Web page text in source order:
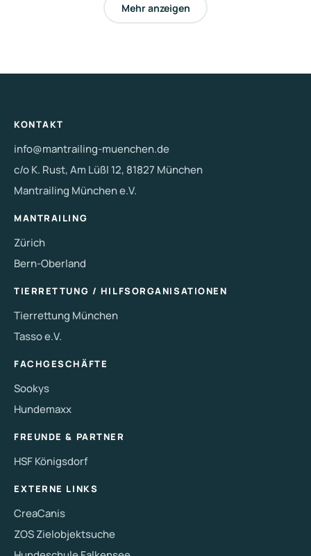
Mehr anzeigen
KONTAKT
info@mantrailing-muenchen.de
c/o K. Rust, Am Lüßl 12, 81827 München
Mantrailing München e.V.
MANTRAILING
Zürich
Bern-Oberland
TIERRETTUNG / HILFSORGANISATIONEN
Tierrettung München
Tasso e.V.
FACHGESCHÄFTE
Sookys
Hundemaxx
FREUNDE & PARTNER
HSF Königsdorf
EXTERNE LINKS
CreaCanis
ZOS Zielobjektsuche